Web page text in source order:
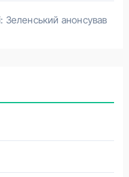
Зеленський анонсував